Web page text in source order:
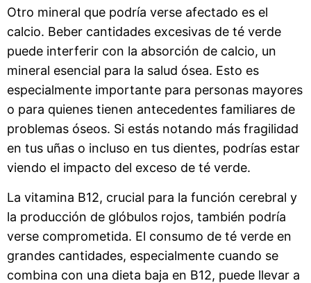
Otro mineral que podría verse afectado es el
calcio. Beber cantidades excesivas de té verde
puede interferir con la absorción de calcio, un
mineral esencial para la salud ósea. Esto es
especialmente importante para personas mayores
o para quienes tienen antecedentes familiares de
problemas óseos. Si estás notando más fragilidad
en tus uñas o incluso en tus dientes, podrías estar
viendo el impacto del exceso de té verde.
La vitamina B12, crucial para la función cerebral y
la producción de glóbulos rojos, también podría
verse comprometida. El consumo de té verde en
grandes cantidades, especialmente cuando se
combina con una dieta baja en B12, puede llevar a